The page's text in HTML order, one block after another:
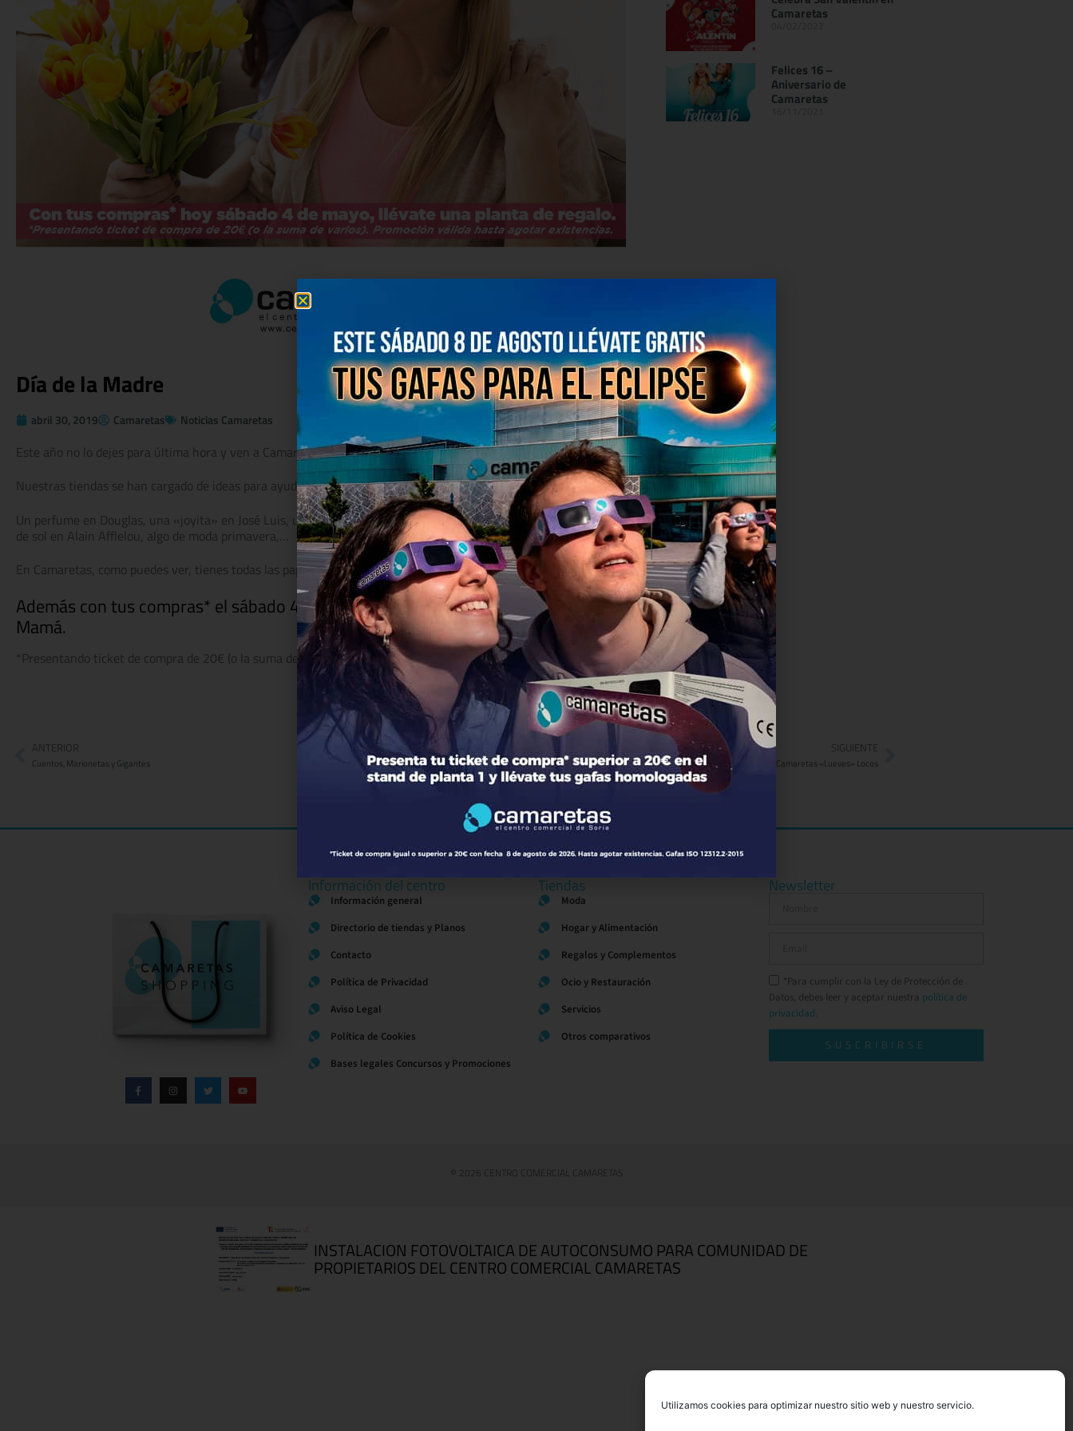
Utilizamos cookies para optimizar nuestro sitio web y nuestro servicio.
Día de la Madre
abril 30, 2019 Camaretas Noticias Camaretas
Este año no lo dejes para última hora y ven a Camaretas a encontrar el Regalo para Mamá.
Nuestras tiendas se han cargado de ideas para ayudarte a elegir… por si todavía no lo tienes claro.
Un perfume en Douglas, una «joyita» en José Luis, una tablet en Supelso, un ebook en Hipersimply, unas gafas
de sol en Alain Afflelou, algo de moda primavera,…
En Camaretas, como puedes ver, tienes todas las papeletas para encontrar el regalo perfecto.
Además con tus compras* el sábado 4 de mayo, llévate una planta de regalo para
Mamá.
*Presentando ticket de compra de 20€ (o la suma de varios). Promoción válida hasta agotar existencias.
Camaretas
Felices 16 –
Aniversario de
Camaretas
ANTERIOR
Cuentos, Marionetas y Gigantes
SIGUIENTE
Camaretas «Lueves» Locos
Información del centro
Información general
Directorio de tiendas y Planos
Contacto
Política de Privacidad
Aviso Legal
Política de Cookies
Bases legales Concursos y Promociones
Tiendas
Moda
Hogar y Alimentación
Regalos y Complementos
Ocio y Restauración
Servicios
Otros comparativos
Newsletter
*Para cumplir con la Ley de Protección de
Datos, debes leer y aceptar nuestra política de
privacidad.
SUSCRIBIRSE
© 2026 CENTRO COMERCIAL CAMARETAS
INSTALACION FOTOVOLTAICA DE AUTOCONSUMO PARA COMUNIDAD DE
PROPIETARIOS DEL CENTRO COMERCIAL CAMARETAS